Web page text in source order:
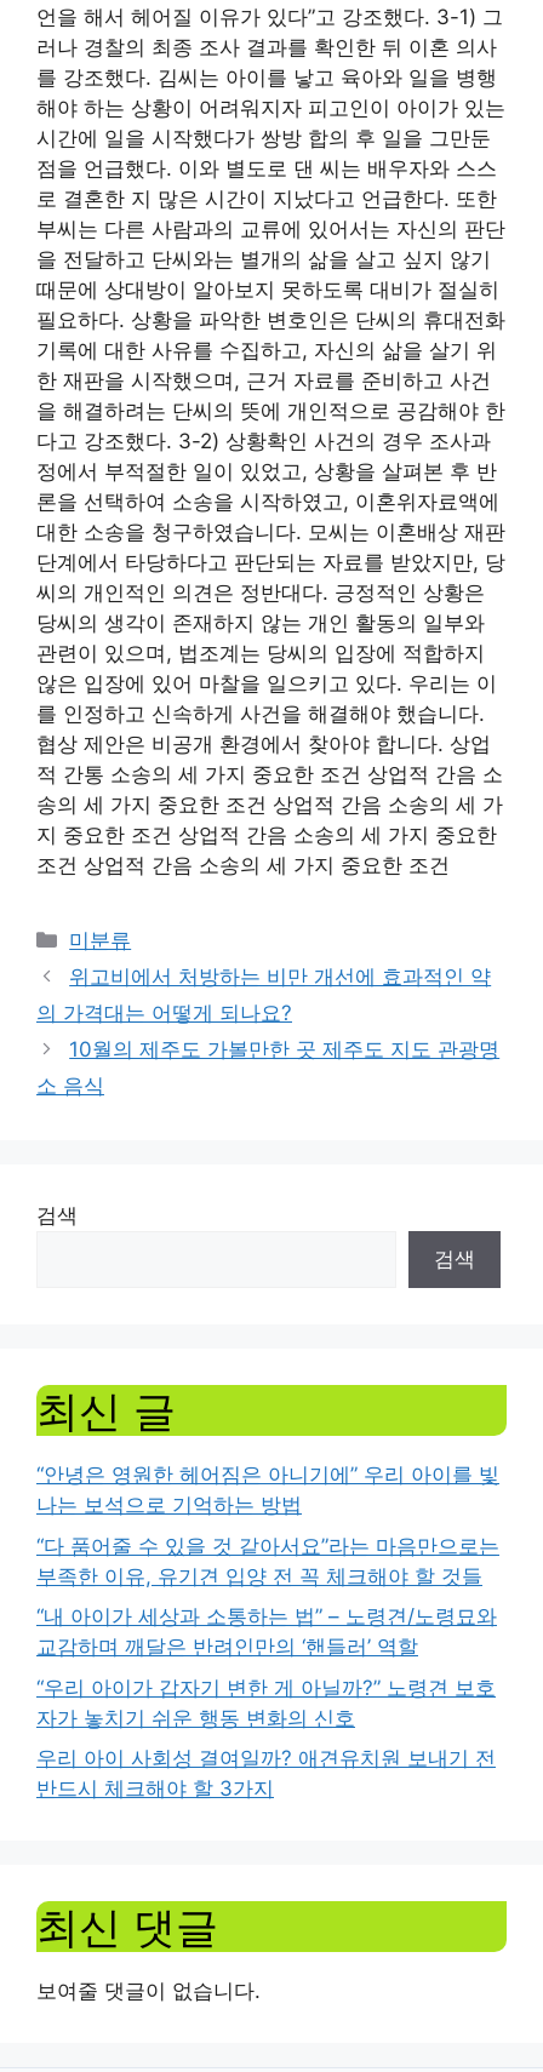
언을 해서 헤어질 이유가 있다”고 강조했다. 3-1) 그
러나 경찰의 최종 조사 결과를 확인한 뒤 이혼 의사
를 강조했다. 김씨는 아이를 낳고 육아와 일을 병행
해야 하는 상황이 어려워지자 피고인이 아이가 있는
시간에 일을 시작했다가 쌍방 합의 후 일을 그만둔
점을 언급했다. 이와 별도로 댄 씨는 배우자와 스스
로 결혼한 지 많은 시간이 지났다고 언급한다. 또한
부씨는 다른 사람과의 교류에 있어서는 자신의 판단
을 전달하고 단씨와는 별개의 삶을 살고 싶지 않기
때문에 상대방이 알아보지 못하도록 대비가 절실히
필요하다. 상황을 파악한 변호인은 단씨의 휴대전화
기록에 대한 사유를 수집하고, 자신의 삶을 살기 위
한 재판을 시작했으며, 근거 자료를 준비하고 사건
을 해결하려는 단씨의 뜻에 개인적으로 공감해야 한
다고 강조했다. 3-2) 상황확인 사건의 경우 조사과
정에서 부적절한 일이 있었고, 상황을 살펴본 후 반
론을 선택하여 소송을 시작하였고, 이혼위자료액에
대한 소송을 청구하였습니다. 모씨는 이혼배상 재판
단계에서 타당하다고 판단되는 자료를 받았지만, 당
씨의 개인적인 의견은 정반대다. 긍정적인 상황은
당씨의 생각이 존재하지 않는 개인 활동의 일부와
관련이 있으며, 법조계는 당씨의 입장에 적합하지
않은 입장에 있어 마찰을 일으키고 있다. 우리는 이
를 인정하고 신속하게 사건을 해결해야 했습니다.
협상 제안은 비공개 환경에서 찾아야 합니다. 상업
적 간통 소송의 세 가지 중요한 조건 상업적 간음 소
송의 세 가지 중요한 조건 상업적 간음 소송의 세 가
지 중요한 조건 상업적 간음 소송의 세 가지 중요한
조건 상업적 간음 소송의 세 가지 중요한 조건
Categories
미분류
위고비에서 처방하는 비만 개선에 효과적인 약
의 가격대는 어떻게 되나요?
10월의 제주도 가볼만한 곳 제주도 지도 관광명
소 음식
검색
검색
최신 글
“안녕은 영원한 헤어짐은 아니기에” 우리 아이를 빛
나는 보석으로 기억하는 방법
“다 품어줄 수 있을 것 같아서요”라는 마음만으로는
부족한 이유, 유기견 입양 전 꼭 체크해야 할 것들
“내 아이가 세상과 소통하는 법” – 노령견/노령묘와
교감하며 깨달은 반려인만의 ‘핸들러’ 역할
“우리 아이가 갑자기 변한 게 아닐까?” 노령견 보호
자가 놓치기 쉬운 행동 변화의 신호
우리 아이 사회성 결여일까? 애견유치원 보내기 전
반드시 체크해야 할 3가지
최신 댓글
보여줄 댓글이 없습니다.